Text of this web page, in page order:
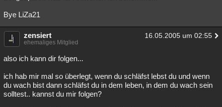
Bye LiZa21
zensiert 16.05.2005 um 02:55
ehemaliges Mitglied
also ich kann dir folgen...
ich hab mir mal so überlegt, wenn du schläfst lebst du und wenn
du wach bist dann schläfst du in dem leben, in dem du wach sein
solltest.. kannst du mir folgen?